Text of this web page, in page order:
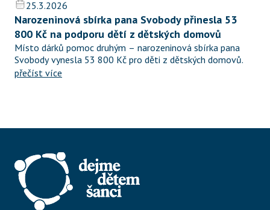
25.3.2026
Narozeninová sbírka pana Svobody přinesla 53
800 Kč na podporu dětí z dětských domovů
Místo dárků pomoc druhým – narozeninová sbírka pana
Svobody vynesla 53 800 Kč pro děti z dětských domovů.
přečíst více